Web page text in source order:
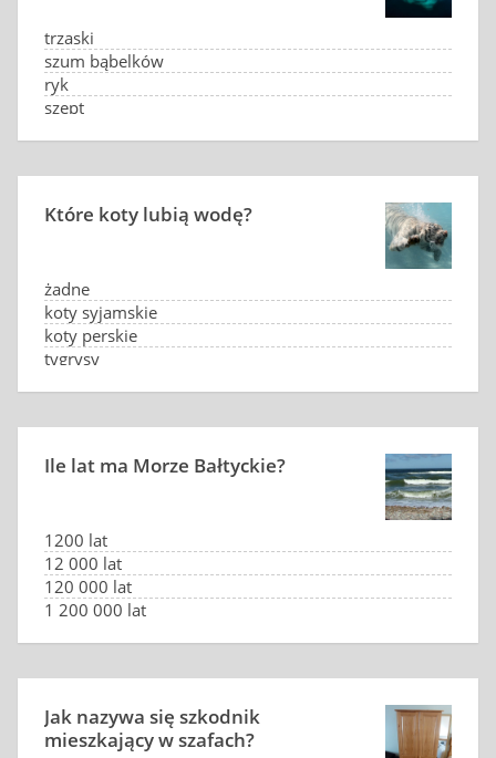
trzaski
szum bąbelków
ryk
szept
Które koty lubią wodę?
żadne
koty syjamskie
koty perskie
tygrysy
Ile lat ma Morze Bałtyckie?
1200 lat
12 000 lat
120 000 lat
1 200 000 lat
Jak nazywa się szkodnik
mieszkający w szafach?